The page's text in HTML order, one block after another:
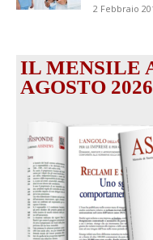
2 Febbraio
IL MENSILE
AGOSTO 2026